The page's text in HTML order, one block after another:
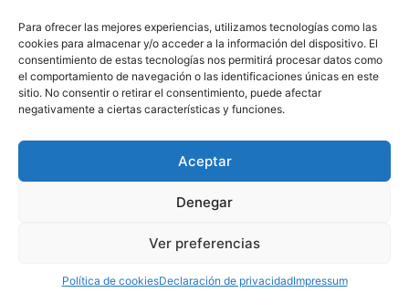
Para ofrecer las mejores experiencias, utilizamos tecnologías como las
cookies para almacenar y/o acceder a la información del dispositivo. El
consentimiento de estas tecnologías nos permitirá procesar datos como
el comportamiento de navegación o las identificaciones únicas en este
sitio. No consentir o retirar el consentimiento, puede afectar
negativamente a ciertas características y funciones.
Aceptar
Denegar
Ver preferencias
Política de cookiesDeclaración de privacidadImpressum
Política de Cookies
Aviso Legal
910 607 564
derechos reservados